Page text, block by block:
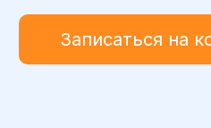
Записаться на